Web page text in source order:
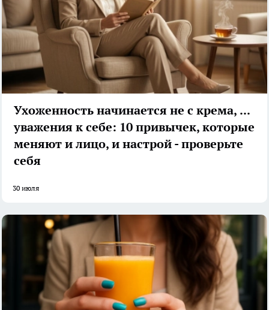
Ухоженность начинается не с крема, а с
уважения к себе: 10 привычек, которые
меняют и лицо, и настрой - проверьте
себя
30 июля